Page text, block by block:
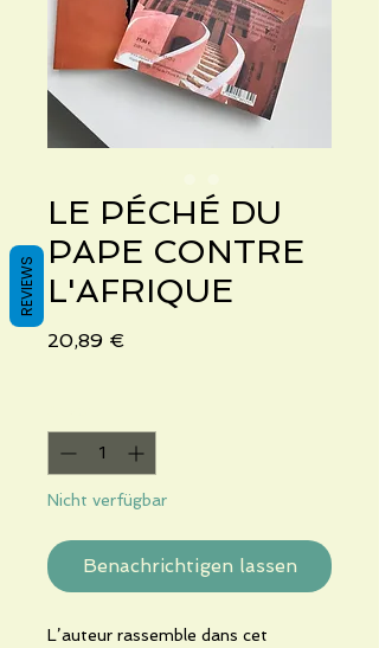
LE PÉCHÉ DU
PAPE CONTRE
L'AFRIQUE
20,89 €
Nicht verfügbar
Benachrichtigen lassen
L’auteur rassemble dans cet
REVIEWS